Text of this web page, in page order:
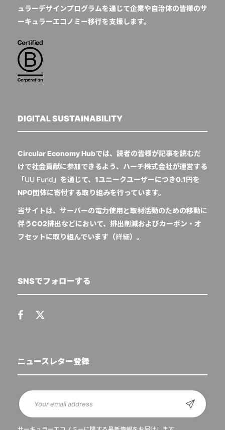
ュラーデザインプログラムを通じて企業や自治体の皆様のサ
ーキュラーエコノミー移行を支援します。
DIGITAL SUSTAINABILITY
Circular Economy Hubでは、読者の皆様が記事を読むだ
けで社会貢献に参加できるよう、ハーチ株式会社が運営する
「UU Fund 」を通じて、1ユニークユーザーにつき0.1円を
NPO団体に寄付する取り組みを行っています。
当サイトは、サーバーの電力使用と取材活動のための移動に
伴うCO2排出などにおいて、排出削減およびカーボン・オ
フセットに取り組んでいます（詳細）。
SNSでフォローする
ニュースレター登録